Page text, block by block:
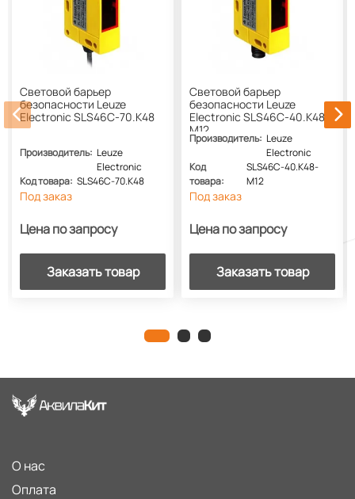
Cветовой барьер
безопасности Leuze
Electronic SLS46C-70.K48
Производитель: Leuze
Electronic
Код товара: SLS46C-70.K48
Под заказ
Цена по запросу
Заказать товар
Cветовой барьер
безопасности Leuze
Electronic SLS46C-40.K48-
M12
Производитель: Leuze
Electronic
Код
товара:
SLS46C-40.K48-
M12
Под заказ
Цена по запросу
Заказать товар
О нас
Оплата